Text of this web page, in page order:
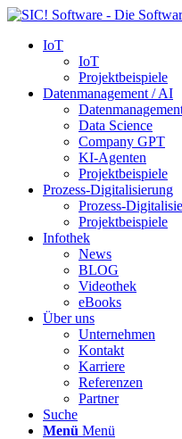
IoT
IoT
Projektbeispiele
Datenmanagement / AI
Data Science
Company GPT
KI-Agenten
Projektbeispiele
Prozess-Digitalisierung
Prozess-
Projektbeispiele
Infothek
News
BLOG
Videothek
eBooks
Über uns
Unternehmen
Kontakt
Karriere
Referenzen
Partner
Suche
Menü Menü